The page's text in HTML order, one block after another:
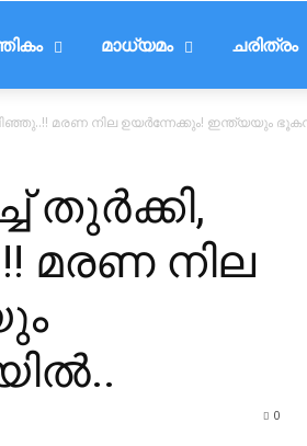
മാധ്യമം ചരിത്രം
മരണ നില ഉയർന്നേക്കും! ഇന്ത്യയും
തുർക്കി,
മരണ നില
0